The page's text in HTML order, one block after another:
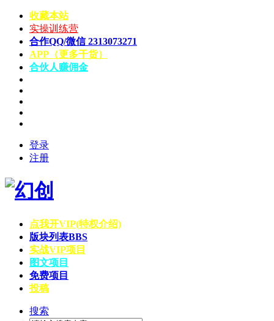
收藏本站
实操训练营
合作QQ/微信 2313073271
APP（更多干货）
合伙人赚佣金
登录
注册
点我开VIP(特权介绍)
版块列表BBS
实战VIP项目
图文项目
免费项目
投稿
搜索